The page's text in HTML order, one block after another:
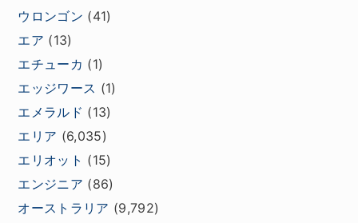
ウロンゴン (41)
エア (13)
エチューカ (1)
エッジワース (1)
エメラルド (13)
エリア (6,035)
エリオット (15)
エンジニア (86)
オーストラリア (9,792)